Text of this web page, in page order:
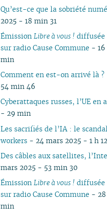
Qu’est-ce que la sobriété
2025 - 18 min 31
ÉmissionLibre à vous ! diffusée
sur radio Cause Commune - 16
min
Comment en est-on arrivé là ?
54 min 46
Cyberattaques russes, l’UE en
- 29 min
Les sacrifiés de l’IA : le
workers - 24 mars 2025 - 1 h
Des câbles aux satellites,
mars 2025 - 53 min 30
ÉmissionLibre à vous ! diffusée
sur radio Cause Commune - 28
min